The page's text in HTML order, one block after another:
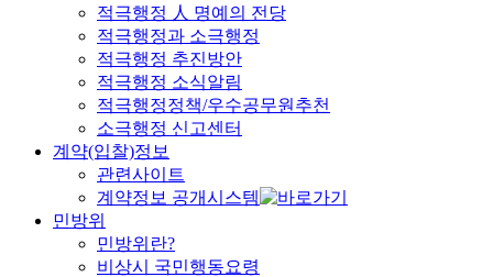
적극행정 人 명예의 전당
적극행정과 소극행정
적극행정 추진방안
적극행정 소식알림
적극행정정책/우수공무원추천
소극행정 신고센터
계약(입찰)정보
관련사이트
계약정보 공개시스템
민방위
민방위란?
비상시 국민행동요령